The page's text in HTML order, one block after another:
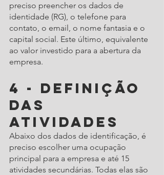
preciso preencher os dados de
identidade (RG), o telefone para
contato, o email, o nome fantasia e o
capital social. Este último, equivalente
ao valor investido para a abertura da
empresa.
4 - Definição
das
atividades
Abaixo dos dados de identificação, é
preciso escolher uma ocupação
principal para a empresa e até 15
atividades secundárias. Todas elas são